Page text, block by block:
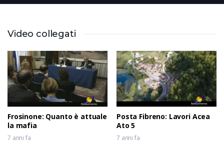
LATINA: Inaugurazione case di
M.S.G. CAMPANO: Monte in
movimento
3 mesi fa
Video collegati
Frosinone: Quanto è attuale
la mafia
7 anni fa
Posta Fibreno: Lavori Acea
Ato 5
7 anni fa